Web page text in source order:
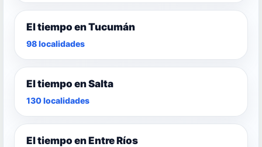
El tiempo en Tucumán
98 localidades
El tiempo en Salta
130 localidades
El tiempo en Entre Ríos